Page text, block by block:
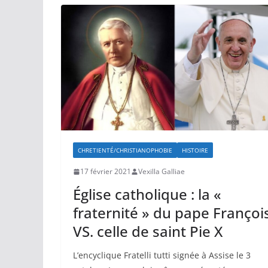
CHRETIENTÉ/CHRISTIANOPHOBIE HISTOIRE
17 février 2021 Vexilla Galliae
Église catholique : la «
fraternité » du pape
VS. celle de saint Pie X
L’encyclique Fratelli tutti signée à Assise le 3